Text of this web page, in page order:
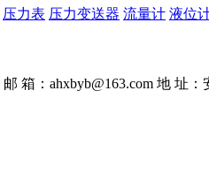
压力表 压力变送器 流量计 液位
邮 箱：ahxbyb@163.com 地 址：